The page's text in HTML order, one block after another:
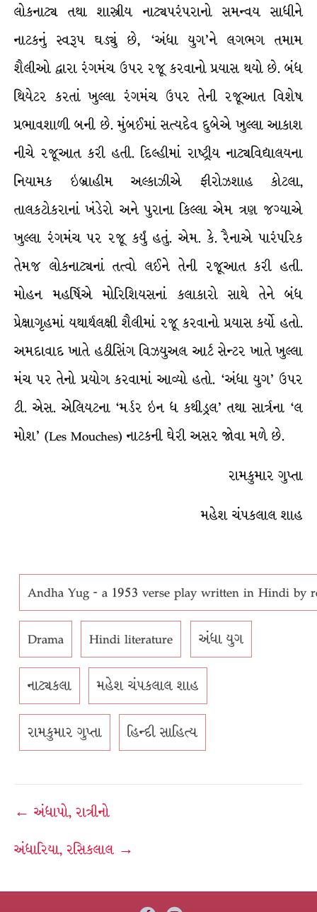
લોકનાટ્ય તથા શાસ્ત્રીય નાટ્યપરંપરાનો સમન્વય સાધીને
નાટકનું સ્વરૂપ ઘડ્યું છે, ‘અંધા યુગ’ને લગભગ તમામ
શૈલીઓ દ્વારા રંગમંચ ઉપર રજૂ કરવાનો પ્રયાસ થયો છે. બંધ
થિયેટર કરતાં ખુલ્લા રંગમંચ ઉપર તેની રજૂઆત વિશેષ
પ્રભાવશાળી બની છે. મુંબઈમાં સત્યદેવ દુબેએ ખુલ્લા આકાશ
નીચે રજૂઆત કરી હતી. દિલ્હીમાં રાષ્ટ્રીય નાટ્યવિદ્યાલયના
નિયામક ઇબ્રાહીમ અલ્કાઝીએ ફીરોઝશાહ કોટલા,
તાલકટોકરાનાં ખંડેરો અને પુરાના કિલ્લા એમ ત્રણ જગ્યાએ
ખુલ્લા રંગમંચ પર રજૂ કર્યું હતું. એમ. કે. રૈનાએ પારંપરિક
તેમજ લોકનાટ્યનાં તત્વો લઈને તેની રજૂઆત કરી હતી.
મોહન મહર્ષિએ મોરિશિયસનાં કલાકારો સાથે તેને બંધ
પ્રેક્ષાગૃહમાં યથાર્થલક્ષી શૈલીમાં રજૂ કરવાનો પ્રયાસ કર્યો હતો.
અમદાવાદ ખાતે હઠીસિંગ વિઝ્યુઅલ આર્ટ સેન્ટર ખાતે ખુલ્લા
મંચ પર તેનો પ્રયોગ કરવામાં આવ્યો હતો. ‘અંધા યુગ’ ઉપર
ટી. એસ. એલિયટના ‘મર્ડર ઇન ધ કથીડ્રલ’ તથા સાર્ત્રના ‘લ
મોશ’ (Les Mouches) નાટકની ઘેરી અસર જોવા મળે છે.
રામકુમાર ગુપ્તા
મહેશ ચંપકલાલ શાહ
Andha Yug - a 1953 verse play written in Hindi by
Drama Hindi literature અંધા યુગ
નાટ્યકલા મહેશ ચંપકલાલ શાહ
રામકુમાર ગુપ્તા હિન્દી સાહિત્ય
Post
navigation
← અંધાપો, રાત્રીનો
અંધારિયા, રસિકલાલ →